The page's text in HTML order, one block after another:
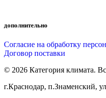
дополнительно
Согласие на обработку
Договор поставки
© 2026 Категория климата.
г.Краснодар, п.Знаменский,